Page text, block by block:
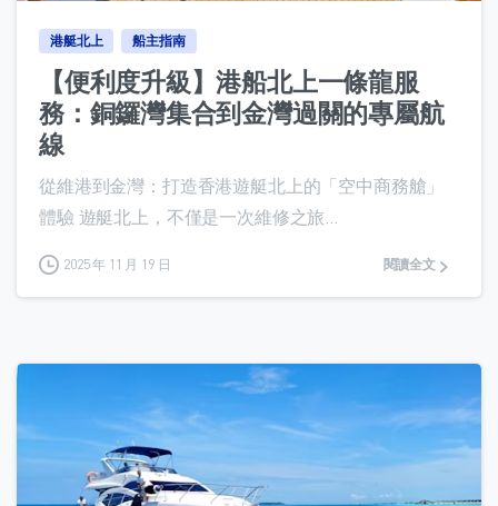
港艇北上 船主指南
【便利度升級】港船北上一條龍服
務：銅鑼灣集合到金灣過關的專屬航
線
從維港到金灣：打造香港遊艇北上的「空中商務艙」
體驗 遊艇北上，不僅是一次維修之旅...
2025 年 11 月 19 日 閱讀全文